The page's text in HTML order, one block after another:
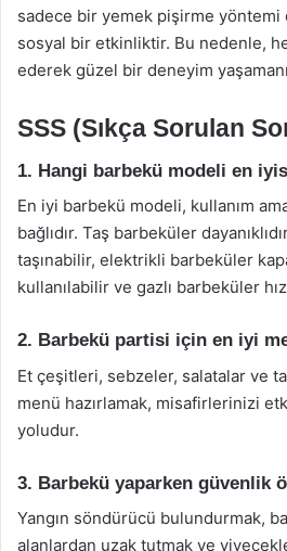
sadece bir yemek pişirme yöntemi
sosyal bir etkinliktir. Bu nedenle,
ederek güzel bir deneyim
SSS (Sıkça Sorulan
1. Hangi barbekü modeli en
En iyi barbekü modeli, kullanım
bağlıdır. Taş barbeküler
taşınabilir, elektrikli barbeküler
kullanılabilir ve gazlı barbeküler
2. Barbekü partisi için en iyi
Et çeşitleri, sebzeler, salatalar ve
menü hazırlamak, misafirlerinizi
yoludur.
3. Barbekü yaparken güvenlik
Yangın söndürücü bulundurmak,
alanlardan uzak tutmak ve